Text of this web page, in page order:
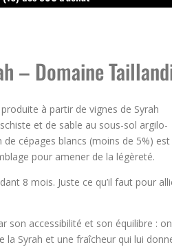
– Domaine
à partir de vignes de Syrah
et de sable au sous-sol argilo-
cépages blancs (moins de 5%) est
pour amener de la légèreté.
8 mois. Juste ce qu’il faut pour
son accessibilité et son équilibre :
la Syrah et une fraîcheur qui lui